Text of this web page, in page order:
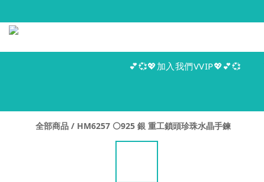
💕💞💖加入我們VVIP💖💕💞
全部商品 / HM6257 ⚪️925 銀 重工鎖頭珍珠水晶手鍊